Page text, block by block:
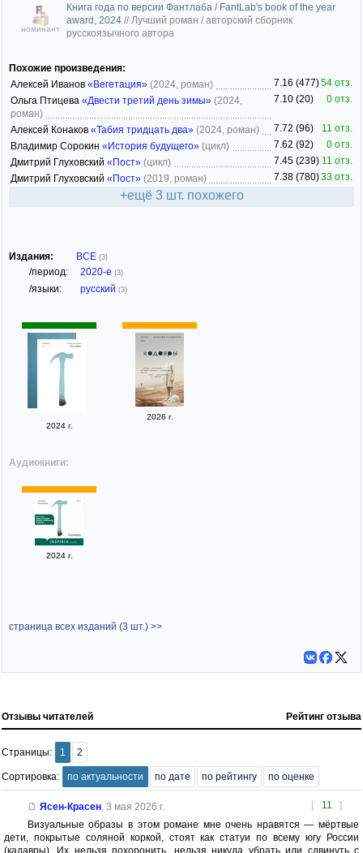
номинант
Книга года по версии Фантлаба / FantLab's book of the year
award, 2024 // Лучший роман / авторский сборник
русскоязычного автора
Похожие произведения:
Алексей Иванов «Вегетация» (2024, роман) 7.16 (477)54 отз.
Ольга Птицева «Двести третий день зимы» (2024,
роман)
7.10 (20) 0 отз.
Алексей Конаков «Табия тридцать два» (2024, роман) 7.72 (96)
11 отз.
Владимир Сорокин «История будущего» (цикл) 7.62 (92)
0 отз.
Дмитрий Глуховский «Пост» (цикл) 7.45 (239) 11 отз.
Дмитрий Глуховский «Пост» (2019, роман) 7.38 (780)33 отз.
+ещё 3 шт. похожего
Издания: ВСЕ (3)
/период: 2020-е (3)
/языки: русский (3)
2024 г.
2026 г.
Аудиокниги:
2024 г.
страница всех изданий (3 шт.) >>
Отзывы читателей Рейтинг отзыва
Страницы: 1 2
Сортировка: по актуальности по дате по рейтингу по оценке
[ 11 ]
Ясен-Красен, 3 мая 2026 г.
Визуальные образы в этом романе мне очень нравятся — мёртвые
дети, покрытые соляной коркой, стоят как статуи по всему югу России
(кадавры). Их нельзя похоронить, нельзя никуда убрать или сдвинуть с